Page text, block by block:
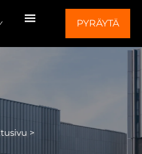
PYRÄYTÄ
>